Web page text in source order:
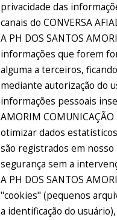
privacidade das
canais do CONVERSA
A PH DOS SANTOS
informações que forem
alguma a terceiros,
mediante autorização do
informações pessoais
AMORIM
otimizar dados
são registrados em
segurança sem a
A PH DOS SANTOS
"cookies" (pequenos
a identificação do